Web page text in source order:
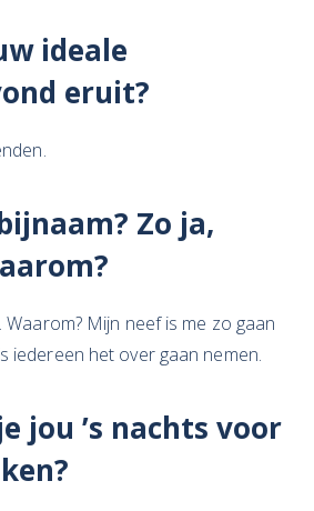
ideale
eruit?
Zo ja,
Waarom? Mijn neef is me zo gaan
iedereen het over gaan nemen.
jou ’s nachts voor